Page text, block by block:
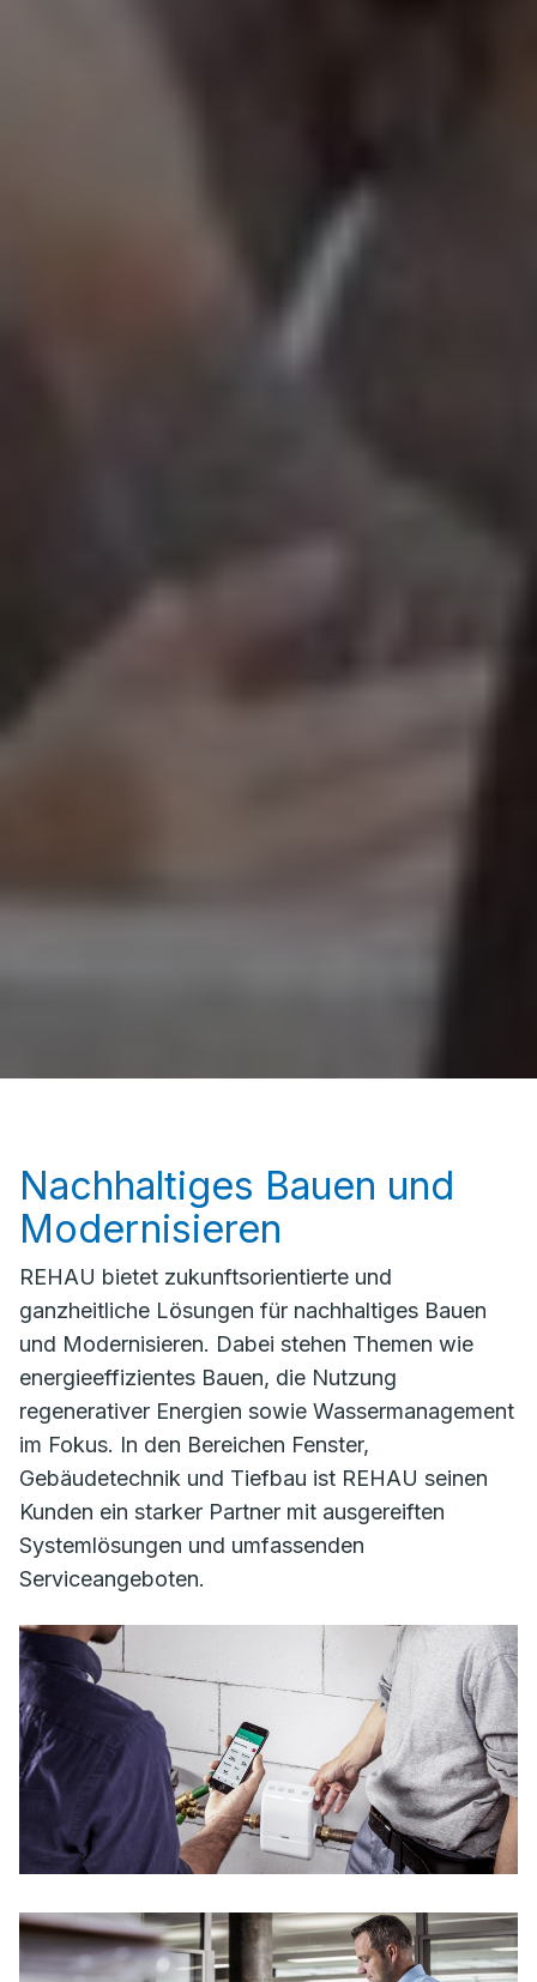
Nachhaltiges Bauen und
Modernisieren
REHAU bietet zukunftsorientierte und
ganzheitliche Lösungen für nachhaltiges Bauen
und Modernisieren. Dabei stehen Themen wie
energieeffizientes Bauen, die Nutzung
regenerativer Energien sowie Wassermanagement
im Fokus. In den Bereichen Fenster,
Gebäudetechnik und Tiefbau ist REHAU seinen
Kunden ein starker Partner mit ausgereiften
Systemlösungen und umfassenden
Serviceangeboten.